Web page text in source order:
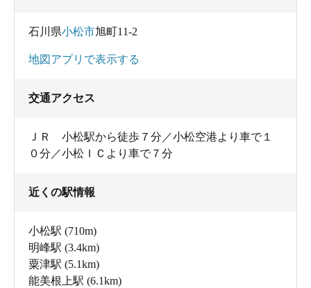
石川県小松市旭町11-2
地図アプリで表示する
交通アクセス
ＪＲ 小松駅から徒歩７分／小松空港より車で１
０分／小松ＩＣより車で７分
近くの駅情報
小松駅 (710m)
明峰駅 (3.4km)
粟津駅 (5.1km)
能美根上駅 (6.1km)